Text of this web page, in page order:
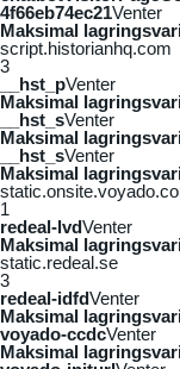
4f66eb74ec21Venter
Maksimal
script.historianhq.com
3
__hst_pVenter
Maksimal
__hst_sVenter
Maksimal
__hst_sVenter
Maksimal
1
redeal-lvdVenter
Maksimal
static.redeal.se
3
redeal-idfdVenter
Maksimal
voyado-ccdcVenter
Maksimal